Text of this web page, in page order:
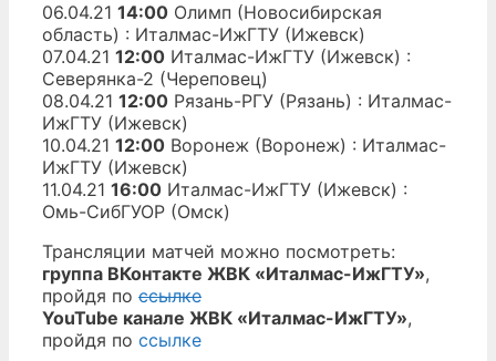
06.04.21 14:00 Олимп (Новосибирская
область) : Италмас-ИжГТУ (Ижевск)
07.04.21 12:00 Италмас-ИжГТУ (Ижевск) :
Северянка-2 (Череповец)
08.04.21 12:00 Рязань-РГУ (Рязань) : Италмас-
ИжГТУ (Ижевск)
10.04.21 12:00 Воронеж (Воронеж) : Италмас-
ИжГТУ (Ижевск)
11.04.21 16:00 Италмас-ИжГТУ (Ижевск) :
Омь-СибГУОР (Омск)
Трансляции матчей можно посмотреть:
группа ВКонтакте ЖВК «Италмас-ИжГТУ»,
пройдя по ссылке
YouTube канале ЖВК «Италмас-ИжГТУ»,
пройдя по ссылке